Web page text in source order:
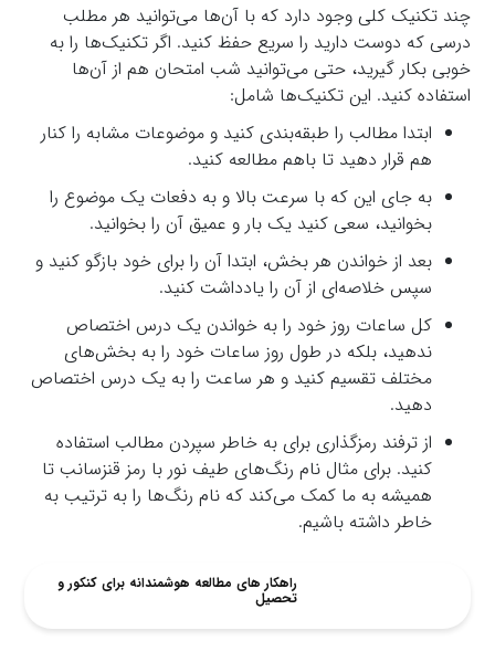
چند تکنیک کلی وجود دارد که با آن‌ها می‌توانید هر مطلب
درسی که دوست دارید را سریع حفظ کنید. اگر تکنیک‌ها را به
خوبی بکار گیرید، حتی می‌توانید شب امتحان هم از آن‌ها
استفاده کنید. این تکنیک‌ها شامل:
ابتدا مطالب را طبقه‌بندی کنید و موضوعات مشابه را کنار
هم قرار دهید تا باهم مطالعه کنید.
به جای این که با سرعت بالا و به دفعات یک موضوع را
بخوانید، سعی کنید یک بار و عمیق آن را بخوانید.
بعد از خواندن هر بخش، ابتدا آن را برای خود بازگو کنید و
سپس خلاصه‌ای از آن را یادداشت کنید.
کل ساعات روز خود را به خواندن یک درس اختصاص
ندهید، بلکه در طول روز ساعات خود را به بخش‌های
مختلف تقسیم کنید و هر ساعت را به یک درس اختصاص
دهید.
از ترفند رمزگذاری برای به خاطر سپردن مطالب استفاده
کنید. برای مثال نام رنگ‌های طیف نور با رمز قنزسانب تا
همیشه به ما کمک می‌کند که نام رنگ‌ها را به ترتیب به
خاطر داشته باشیم.
راهکار های مطالعه هوشمندانه برای کنکور و
تحصیل